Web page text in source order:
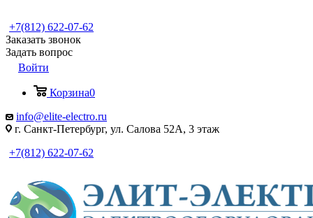
+7(812) 622-07-62
Заказать звонок
Задать вопрос
Войти
Корзина0
info@elite-electro.ru
г. Санкт-Петербург, ул. Салова 52А, 3 этаж
+7(812) 622-07-62